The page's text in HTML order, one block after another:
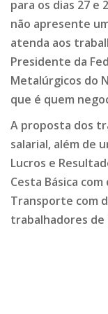
para os dias 27 e
não apresente
atenda aos
Presidente da
Metalúrgicos do
que é quem
A proposta dos
salarial, além de
Lucros e
Cesta Básica
Transporte com
trabalhadores de